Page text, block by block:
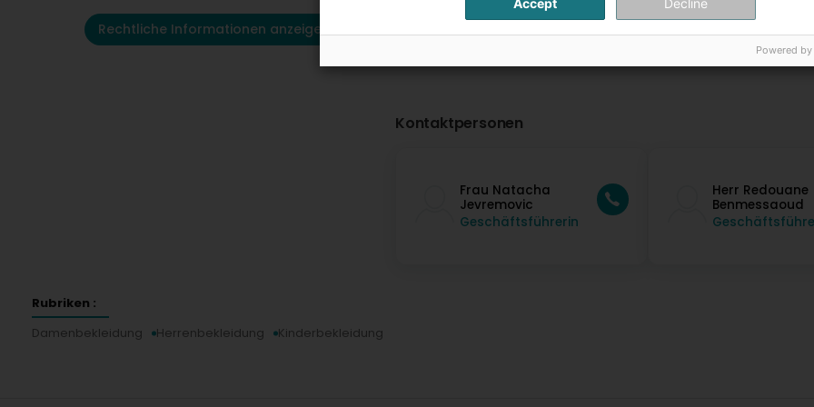
Rechtliche Informationen anzeigen
Kontaktpersonen
Frau Natacha
Jevremovic
Geschäftsführerin
Herr Redouane
Benmessaoud
Rubriken :
Damenbekleidung
Herrenbekleidung Kinderbekleidung
Accept Decline
Powered by